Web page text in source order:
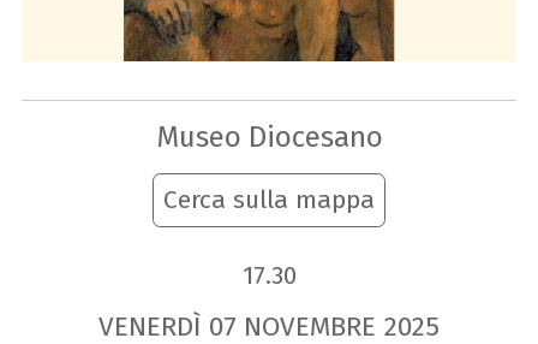
Museo Diocesano
Cerca sulla mappa
17.30
VENERDÌ 07 NOVEMBRE 2025